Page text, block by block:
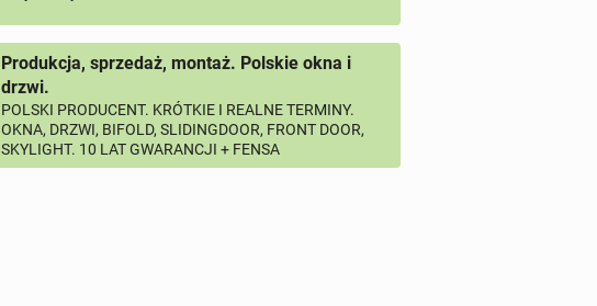
Produkcja, sprzedaż, montaż. Polskie okna i
drzwi.
POLSKI PRODUCENT. KRÓTKIE I REALNE TERMINY.
OKNA, DRZWI, BIFOLD, SLIDINGDOOR, FRONT DOOR,
SKYLIGHT. 10 LAT GWARANCJI + FENSA